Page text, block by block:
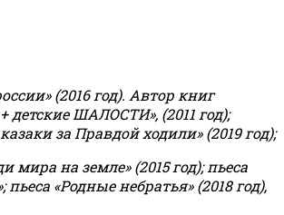
(2016 год). Автор книг
детские ШАЛОСТИ», (2011 год);
за Правдой ходили» (2019 год);
мира на земле» (2015 год); пьеса
;пьеса «Родные небратья» (2018 год),